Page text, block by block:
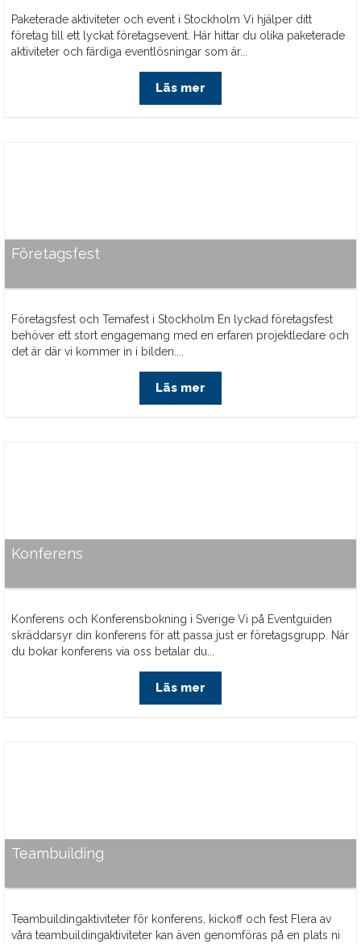
Paketerade aktiviteter och event i Stockholm Vi hjälper ditt
företag till ett lyckat företagsevent. Här hittar du olika paketerade
aktiviteter och färdiga eventlösningar som är...
Läs mer
Företagsfest
Företagsfest och Temafest i Stockholm En lyckad företagsfest
behöver ett stort engagemang med en erfaren projektledare och
det är där vi kommer in i bilden....
Läs mer
Konferens
Konferens och Konferensbokning i Sverige Vi på Eventguiden
skräddarsyr din konferens för att passa just er företagsgrupp. När
du bokar konferens via oss betalar du...
Läs mer
Teambuilding
Teambuildingaktiviteter för konferens, kickoff och fest Flera av
våra teambuildingaktiviteter kan även genomföras på en plats ni